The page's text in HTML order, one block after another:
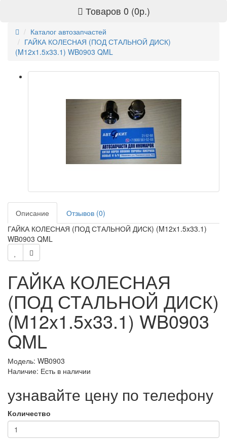
Товаров 0 (0р.)
Каталог автозапчастей
ГАЙКА КОЛЕСНАЯ (ПОД СТАЛЬНОЙ ДИСК)
(M12x1.5x33.1) WB0903 QML
Описание
Отзывов (0)
ГАЙКА КОЛЕСНАЯ (ПОД СТАЛЬНОЙ ДИСК) (M12x1.5x33.1)
WB0903 QML
ГАЙКА КОЛЕСНАЯ
(ПОД СТАЛЬНОЙ ДИСК)
(M12x1.5x33.1) WB0903
QML
Модель: WB0903
Наличие: Есть в наличии
узнавайте цену по телефону
Количество